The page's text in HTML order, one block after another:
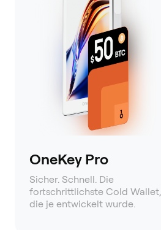
OneKey Pro
Sicher. Schnell. Die
fortschrittlichste Cold Wallet,
die je entwickelt wurde.